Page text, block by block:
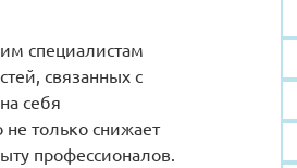
специалистам
связанных с
себя
только снижает
профессионалов.